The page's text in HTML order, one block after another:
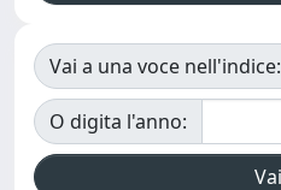
Vai a una voce nell'indice:
O digita l'anno: